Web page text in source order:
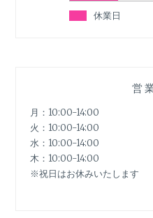
休業日
営
月：10:00-14:00
火：10:00-14:00
水：10:00-14:00
木：10:00-14:00
※祝日はお休みいたします